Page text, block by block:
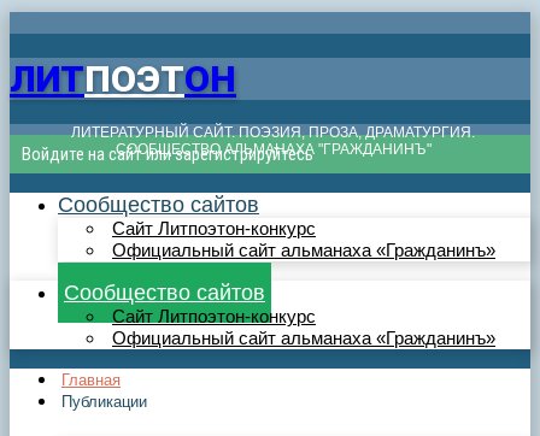
ЛИТПОЭТОН
ЛИТЕРАТУРНЫЙ САЙТ. ПОЭЗИЯ, ПРОЗА, ДРАМАТУРГИЯ.
СООБЩЕСТВО АЛЬМАНАХА "ГРАЖДАНИНЪ"
Войдите на сайт или зарегистрируйтесь
Сообщество сайтов
Сайт Литпоэтон-конкурс
Официальный сайт альманаха «Гражданинъ»
Сообщество сайтов
Сайт Литпоэтон-конкурс
Официальный сайт альманаха «Гражданинъ»
Главная
Публикации